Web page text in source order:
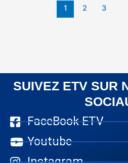
1 2 3
SUIVEZ ETV SUR
FaceBook ETV
Youtube